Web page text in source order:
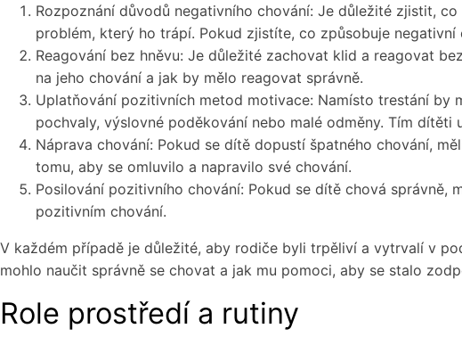
Rozpoznání důvodů negativního chování: Je důležité zjistit,
problém, který ho trápí. Pokud zjistíte, co způsobuje
Reagování bez hněvu: Je důležité zachovat klid a reagovat
na jeho chování a jak by mělo reagovat správně.
Uplatňování pozitivních metod motivace: Namísto trestání
pochvaly, výslovné poděkování nebo malé odměny. Tím
Náprava chování: Pokud se dítě dopustí špatného chování,
tomu, aby se omluvilo a napravilo své chování.
Posilování pozitivního chování: Pokud se dítě chová
pozitivním chování.
V každém případě je důležité, aby rodiče byli trpěliví a vytrvalí v
mohlo naučit správně se chovat a jak mu pomoci, aby se stalo
Role prostředí a rutiny